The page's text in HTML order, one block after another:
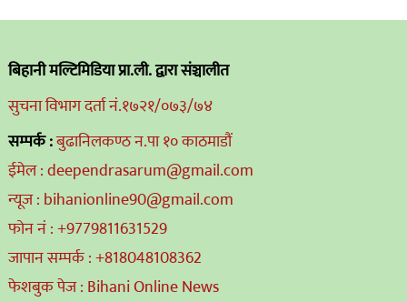
बिहानी मल्टिमिडिया प्रा.ली. द्वारा संञ्चालीत
सुचना विभाग दर्ता नं.१७२१/०७३/७४
सम्पर्क :बुढानिलकण्ठ न.पा १० काठमाडौं
ईमेल : deependrasarum@gmail.com
न्यूज : bihanionline90@gmail.com
फोन नं : +9779811631529
जापान सम्पर्क : +818048108362
फेशबुक पेज : Bihani Online News